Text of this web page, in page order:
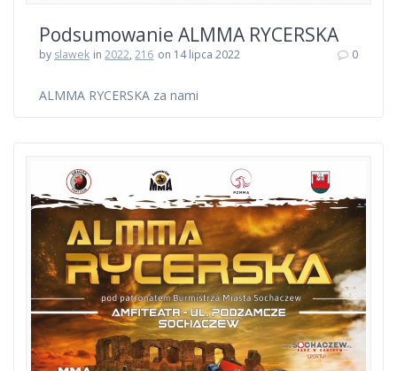
Podsumowanie ALMMA RYCERSKA
by slawek in2022,216 on 14 lipca 2022 0
ALMMA RYCERSKA za nami